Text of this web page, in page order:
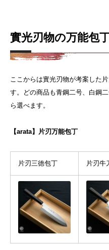
實光刃物の万能包
ここからは實光刃物が考案した
す。どの商品も青鋼二号、白鋼
ら選べます。
【arata】片刃万能包丁
片刃三徳包丁 片刃牛